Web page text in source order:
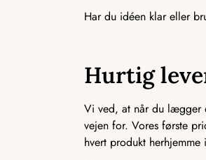
Har du idéen klar eller
Hurtig
Vi ved, at når du lægger
vejen for. Vores første
hvert produkt